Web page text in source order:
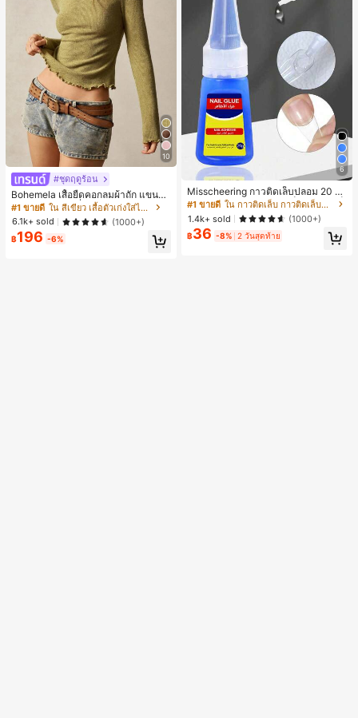
10
#ชุดฤดูร้อน
Bohemela เสื้อยืดคอกลมผ้าถัก แขนยา
ว สีเรียบ ใช้งานทั่วไป สำหรับผู้หญิง
#1 ขายดี
ใน สีเขียว เสื้อตัวเก่งใส่ได้ทุกวัน
6.1k+ sold
(1000+)
฿196 -6%
6
Misscheering กาวติดเล็บปลอม 20 กรั
ม แรงยึดสูง เจลสติกเกอร์เล็บนุ่ม แห้งเร็
ว เหมาะสำหรับผู้เริ่มต้นทำเล็บ ติดทนน
าน
#1 ขายดี
ใน กาวติดเล็บ กาวติดเล็บและสารยึดติด
1.4k+ sold
(1000+)
฿36 -8% 2 วันสุดท้าย